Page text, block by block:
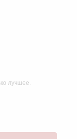
лучшее.